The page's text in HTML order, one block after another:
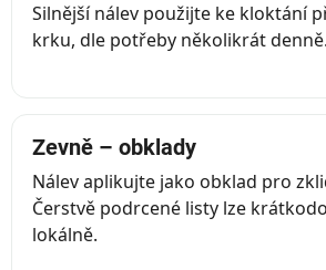
Silnější nálev použijte ke kloktání
krku, dle potřeby několikrát denně.
Zevně – obklady
Nálev aplikujte jako obklad pro
Čerstvě podrcené listy lze
lokálně.